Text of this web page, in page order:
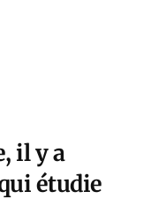
il y a
étudie